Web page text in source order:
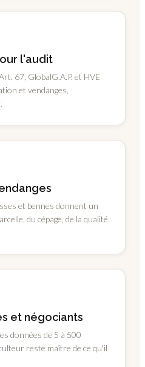
l'audit
67, GlobalG.A.P. et HVE
et vendanges,
et bennes donnent un
du cépage, de la qualité
et négociants
données de 5 à 500
reste maître de ce qu'il